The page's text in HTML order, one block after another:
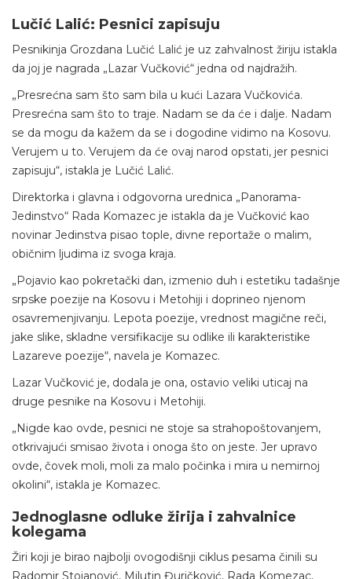
Lučić Lalić: Pesnici zapisuju
Pesnikinja Grozdana Lučić Lalić je uz zahvalnost žiriju istakla
da joj je nagrada „Lazar Vučković“ jedna od najdražih.
„Presrećna sam što sam bila u kući Lazara Vučkovića.
Presrećna sam što to traje. Nadam se da će i dalje. Nadam
se da mogu da kažem da se i dogodine vidimo na Kosovu.
Verujem u to. Verujem da će ovaj narod opstati, jer pesnici
zapisuju“, istakla je Lučić Lalić.
Direktorka i glavna i odgovorna urednica „Panorama-
Jedinstvo“ Rada Komazec je istakla da je Vučković kao
novinar Jedinstva pisao tople, divne reportaže o malim,
običnim ljudima iz svoga kraja.
„Pojavio kao pokretački dan, izmenio duh i estetiku tadašnje
srpske poezije na Kosovu i Metohiji i doprineo njenom
osavremenjivanju. Lepota poezije, vrednost magične reči,
jake slike, skladne versifikacije su odlike ili karakteristike
Lazareve poezije“, navela je Komazec.
Lazar Vučković je, dodala je ona, ostavio veliki uticaj na
druge pesnike na Kosovu i Metohiji.
„Nigde kao ovde, pesnici ne stoje sa strahopoštovanjem,
otkrivajući smisao života i onoga što on jeste. Jer upravo
ovde, čovek moli, moli za malo počinka i mira u nemirnoj
okolini“, istakla je Komazec.
Jednoglasne odluke žirija i zahvalnice
kolegama
Žiri koji je birao najbolji ovogodišnji ciklus pesama činili su
Radomir Stojanović, Milutin Đuričković, Rada Komezac,